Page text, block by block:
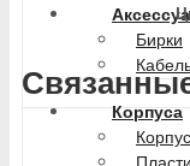
Бирки
Корпуса